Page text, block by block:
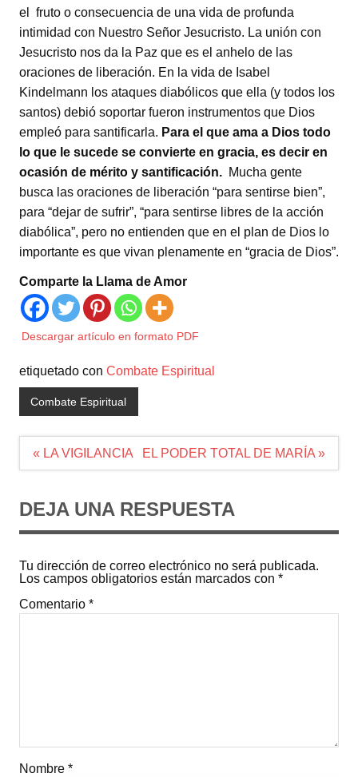
el fruto o consecuencia de una vida de profunda
intimidad con Nuestro Señor Jesucristo. La unión con
Jesucristo nos da la Paz que es el anhelo de las
oraciones de liberación. En la vida de Isabel
Kindelmann los ataques diabólicos que ella (y todos los
santos) debió soportar fueron instrumentos que Dios
empleó para santificarla. Para el que ama a Dios todo
lo que le sucede se convierte en gracia, es decir en
ocasión de mérito y santificación. Mucha gente
busca las oraciones de liberación “para sentirse bien”,
para “dejar de sufrir”, “para sentirse libres de la acción
diabólica”, pero no entienden que en el plan de Dios lo
importante es que vivan plenamente en “gracia de Dios”.
Comparte la Llama de Amor
Descargar artículo en formato PDF
etiquetado con Combate Espiritual
Combate Espiritual
Navegación
« LA VIGILANCIA EL PODER TOTAL DE MARÍA »
DEJA UNA RESPUESTA
Tu dirección de correo electrónico no será publicada.
Los campos obligatorios están marcados con *
Comentario *
Nombre *